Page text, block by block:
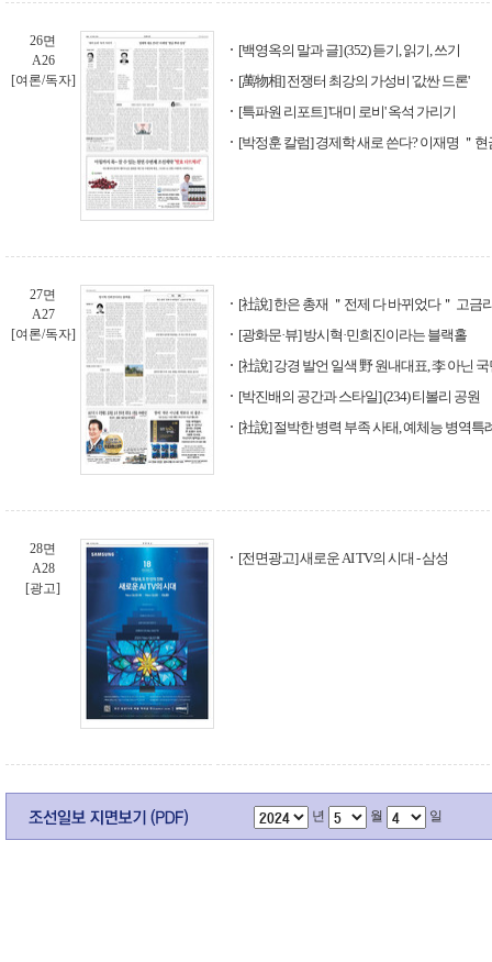
26면
A26
[여론/독자]
[백영옥의 말과 글] (352) 듣기, 읽기, 쓰기
[萬物相] 전쟁터 최강의 가성비 '값싼 드론'
[특파원 리포트] '대미 로비' 옥석 가리기
[박정훈 칼럼] 경제학 새로 쓴다? 이재명 ＂
27면
A27
[여론/독자]
[社說] 한은 총재 ＂전제 다 바뀌었다＂ 고금
[광화문·뷰] 방시혁·민희진이라는 블랙홀
[社說] 강경 발언 일색 野 원내대표, 李 아닌
[박진배의 공간과 스타일] (234) 티볼리 공원
[社說] 절박한 병력 부족 사태, 예체능 병역특
28면
A28
[광고]
[전면광고] 새로운 AI TV의 시대 - 삼성
년 월 일